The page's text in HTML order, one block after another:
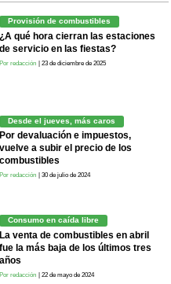
Provisión de combustibles
¿A qué hora cierran las estaciones
de servicio en las fiestas?
Por redacción | 23 de diciembre de 2025
Desde el jueves, más caros
Por devaluación e impuestos,
vuelve a subir el precio de los
combustibles
Por redacción | 30 de julio de 2024
Consumo en caída libre
La venta de combustibles en abril
fue la más baja de los últimos tres
años
Por redacción | 22 de mayo de 2024